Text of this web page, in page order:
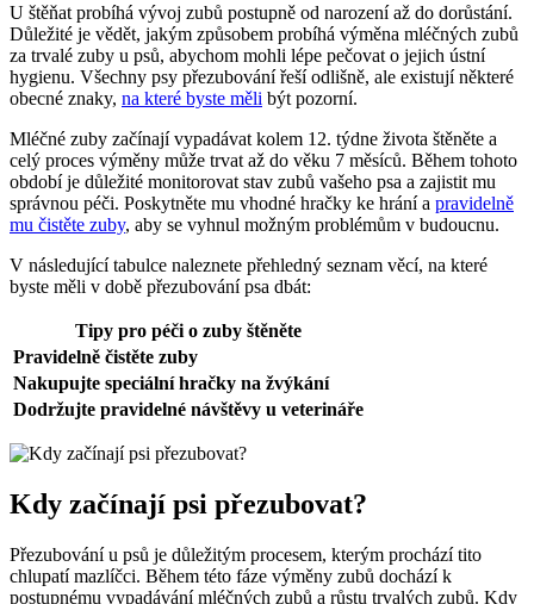
U štěňat probíhá vývoj zubů postupně od narození až do dorůstání.
Důležité je vědět, jakým způsobem probíhá výměna mléčných zubů
za trvalé zuby u psů, abychom mohli lépe pečovat o jejich ústní
hygienu. Všechny psy přezubování řeší odlišně, ale existují některé
obecné znaky, na které byste měli být pozorní.
Mléčné zuby začínají vypadávat kolem 12. týdne života štěněte a
celý proces výměny může trvat až do věku 7 měsíců. Během tohoto
období je důležité monitorovat stav zubů vašeho psa a zajistit mu
správnou péči. Poskytněte mu vhodné hračky ke hrání a pravidelně
mu čistěte zuby, aby se vyhnul možným problémům v budoucnu.
V následující tabulce naleznete přehledný seznam věcí, na které
byste měli v době přezubování psa dbát:
Tipy pro péči o zuby štěněte
Pravidelně čistěte zuby
Nakupujte speciální hračky na žvýkání
Dodržujte pravidelné návštěvy u veterináře
Kdy začínají psi přezubovat?
Přezubování u psů je důležitým procesem, kterým prochází tito
chlupatí mazlíčci. Během této fáze výměny zubů dochází k
postupnému vypadávání mléčných zubů a růstu trvalých zubů. Kdy